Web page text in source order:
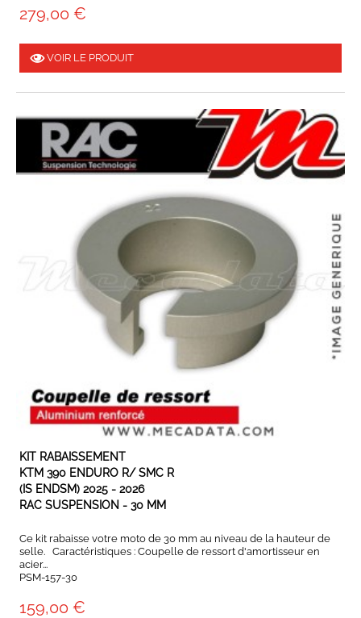
279,00 €
VOIR LE PRODUIT
KIT RABAISSEMENT
KTM 390 ENDURO R/ SMC R
(IS ENDSM) 2025 - 2026
RAC SUSPENSION - 30 MM
Ce kit rabaisse votre moto de 30 mm au niveau de la hauteur de
selle. Caractéristiques : Coupelle de ressort d'amortisseur en
acier...
PSM-157-30
159,00 €